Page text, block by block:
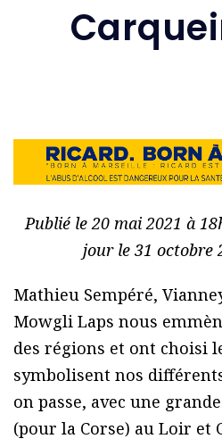
Publié le 20 mai 2021 à
jour le 31 octobre
Mathieu Sempéré,
Mowgli Laps nous
des régions et ont choisi
symbolisent nos
on passe, avec une
(pour la Corse) au Loir et